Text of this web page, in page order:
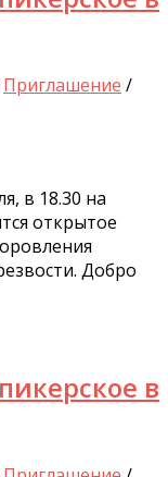
Приглашение /
в 18.30 на
открытое
Добро
в